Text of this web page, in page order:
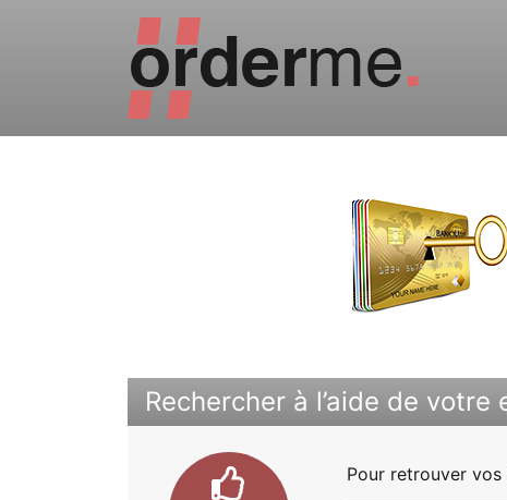
Rechercher à l’aide de votre
Pour retrouver